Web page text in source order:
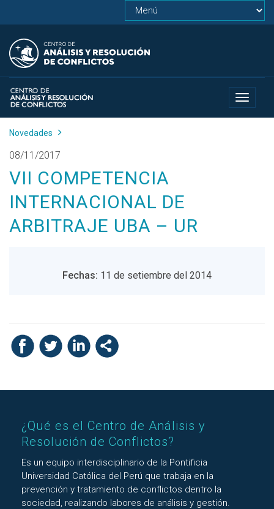
Toggle
Novedades
08/11/2017
VII COMPETENCIA
INTERNACIONAL DE
ARBITRAJE UBA – UR
Fechas: 11 de setiembre del 2014
¿Qué es el Centro de Análisis y
Resolución de Conflictos?
Es un equipo interdisciplinario de la Pontificia
Universidad Católica del Perú que trabaja en la
prevención y tratamiento de conflictos dentro la
sociedad, realizando labores de análisis y gestión.